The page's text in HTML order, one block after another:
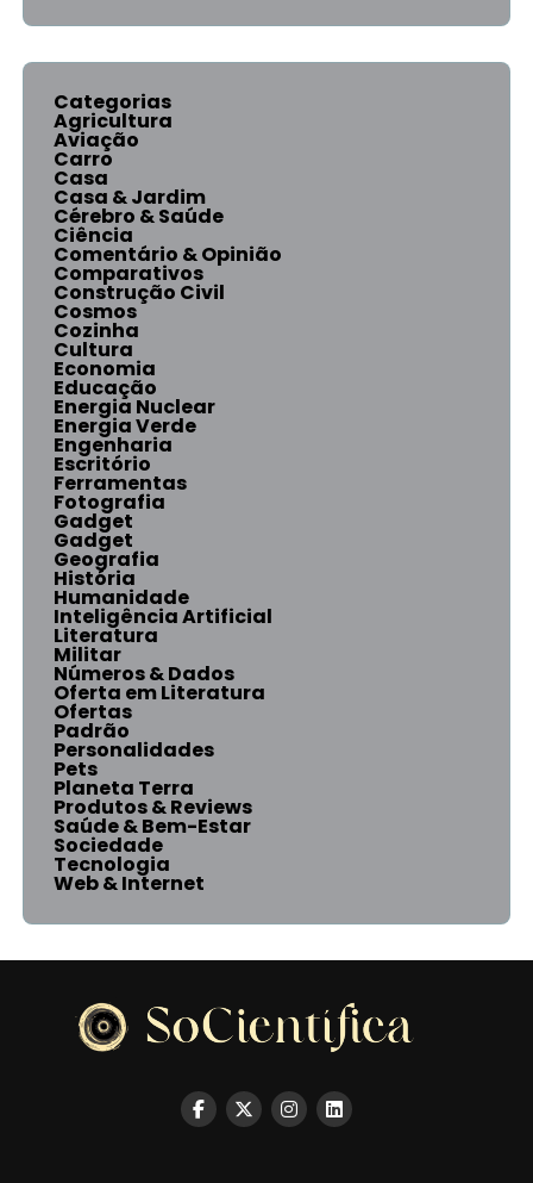
Categorias
Agricultura
Aviação
Carro
Casa
Casa & Jardim
Cérebro & Saúde
Ciência
Comentário & Opinião
Comparativos
Construção Civil
Cosmos
Cozinha
Cultura
Economia
Educação
Energia Nuclear
Energia Verde
Engenharia
Escritório
Ferramentas
Fotografia
Gadget
Gadget
Geografia
História
Humanidade
Inteligência Artificial
Literatura
Militar
Números & Dados
Oferta em Literatura
Ofertas
Padrão
Personalidades
Pets
Planeta Terra
Produtos & Reviews
Saúde & Bem-Estar
Sociedade
Tecnologia
Web & Internet